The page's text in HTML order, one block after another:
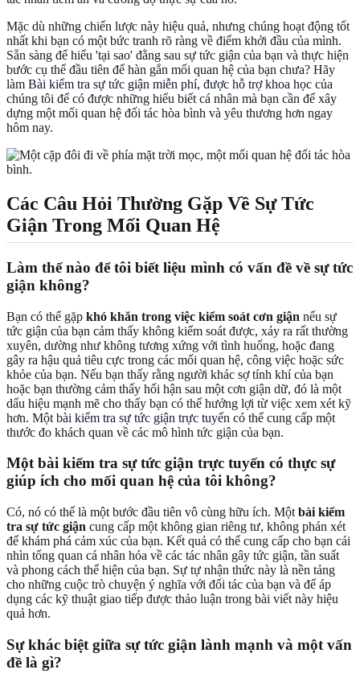
Mặc dù những chiến lược này hiệu quả, nhưng chúng hoạt động tốt
nhất khi bạn có một bức tranh rõ ràng về điểm khởi đầu của mình.
Sẵn sàng để hiểu 'tại sao' đằng sau sự tức giận của bạn và thực hiện
bước cụ thể đầu tiên để hàn gắn mối quan hệ của bạn chưa? Hãy
làm Bài kiểm tra sự tức giận miễn phí, được hỗ trợ khoa học của
chúng tôi để có được những hiểu biết cá nhân mà bạn cần để xây
dựng một mối quan hệ đối tác hòa bình và yêu thương hơn ngay
hôm nay.
Các Câu Hỏi Thường Gặp Về Sự Tức
Giận Trong Mối Quan Hệ
Làm thế nào để tôi biết liệu mình có vấn đề về sự tức
giận không?
Bạn có thể gặp khó khăn trong việc kiểm soát cơn giận nếu sự
tức giận của bạn cảm thấy không kiểm soát được, xảy ra rất thường
xuyên, dường như không tương xứng với tình huống, hoặc đang
gây ra hậu quả tiêu cực trong các mối quan hệ, công việc hoặc sức
khỏe của bạn. Nếu bạn thấy rằng người khác sợ tính khí của bạn
hoặc bạn thường cảm thấy hối hận sau một cơn giận dữ, đó là một
dấu hiệu mạnh mẽ cho thấy bạn có thể hưởng lợi từ việc xem xét kỹ
hơn. Một bài kiểm tra sự tức giận trực tuyến có thể cung cấp một
thước đo khách quan về các mô hình tức giận của bạn.
Một bài kiểm tra sự tức giận trực tuyến có thực sự
giúp ích cho mối quan hệ của tôi không?
Có, nó có thể là một bước đầu tiên vô cùng hữu ích. Một bài kiểm
tra sự tức giận cung cấp một không gian riêng tư, không phán xét
để khám phá cảm xúc của bạn. Kết quả có thể cung cấp cho bạn cái
nhìn tổng quan cá nhân hóa về các tác nhân gây tức giận, tần suất
và phong cách thể hiện của bạn. Sự tự nhận thức này là nền tảng
cho những cuộc trò chuyện ý nghĩa với đối tác của bạn và để áp
dụng các kỹ thuật giao tiếp được thảo luận trong bài viết này hiệu
quả hơn.
Sự khác biệt giữa sự tức giận lành mạnh và một vấn
đề là gì?